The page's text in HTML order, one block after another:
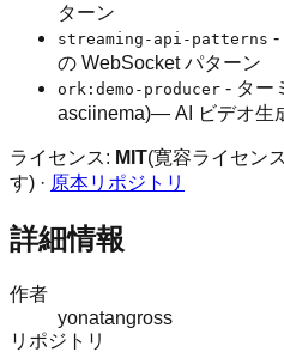
ターン
streaming-api-patterns -
の WebSocket パターン
ork:demo-producer - ター
asciinema)— AI ビデオ生
ライセンス: MIT(寛容ライセン
す) · 原本リポジトリ
詳細情報
作者
yonatangross
リポジトリ